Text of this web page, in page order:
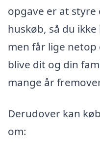
opgave er at
huskøb, så du
men får lige netop
blive dit og din
mange år
Derudover kan
om: